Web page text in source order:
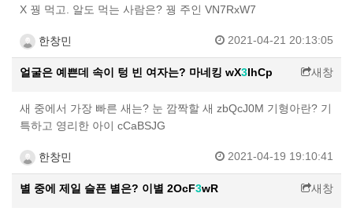
X 꿩 먹고. 알도 먹는 사람은? 꿩 주인 VN7RxW7
한창민 2021-04-21 20:13:05
얼굴은 예쁜데 속이 텅 빈 여자는? 마네킹 wX3IhCp 새창
새 중에서 가장 빠른 새는? 눈 깜짝할 새 zbQcJ0M 기형아란? 기
특하고 영리한 아이 cCaBSJG
한창민 2021-04-19 19:10:41
별 중에 제일 슬픈 별은? 이별 2OcF3wR 새창